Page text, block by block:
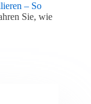
– So
Sie, wie